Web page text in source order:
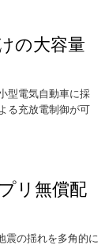
の大容量
型電気自動車に採
る充放電制御が可
リ無償配
震の揺れを多角的に